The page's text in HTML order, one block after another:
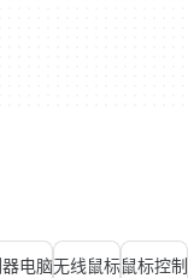
电脑无线鼠标鼠标控制